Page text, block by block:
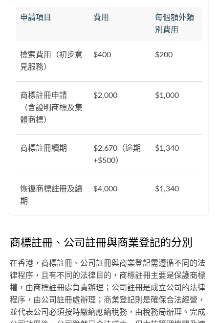
申請項目 費用
每個額外類
別費用
檢索費用（初步意
見服務）
$400 $200
商標註冊申請
（含證明商標及集
體商標）
$2,000 $1,000
商標註冊續期
$2,670（逾期
+$500）
$1,340
恢復商標註冊及續
期
$4,000 $1,340
商標註冊、公司註冊與商業登記的分別
在香港，商標註冊、公司註冊與商業登記需遵循不同的法
律程序，且有不同的法律目的，商標註冊主要是保護商標
權，由商標註冊處負責辦理；公司註冊是成立公司的法律
程序，由公司註冊處辦理；商業登記則是確保合法經營，
並代表公司必須按時繳納應納稅務，由稅務局辦理。完成